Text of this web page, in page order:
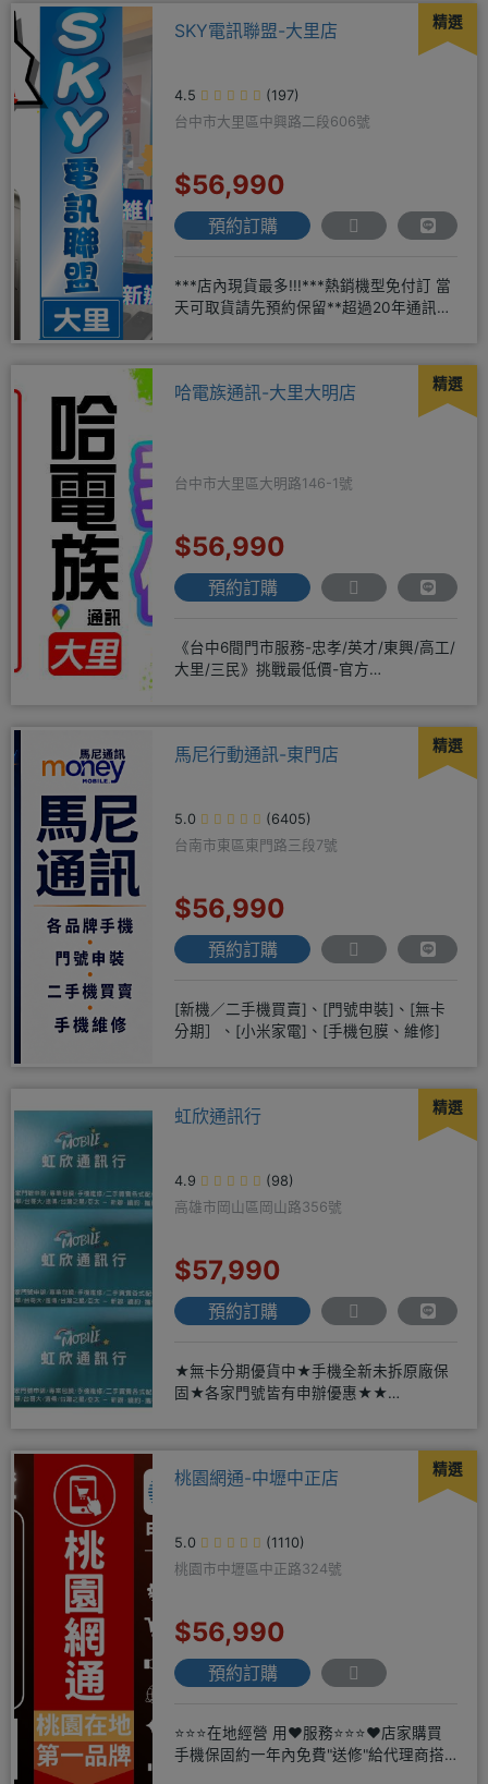
精選
SKY電訊聯盟-大里店
4.5
(197)
台中市大里區中興路二段606號
$56,990
預約訂購
***店內現貨最多!!!***熱銷機型免付訂 當
天可取貨請先預約保留**超過20年通訊經
精選
哈電族通訊-大里大明店
台中市大里區大明路146-1號
$56,990
預約訂購
《台中6間門市服務-忠孝/英才/東興/高工/
大里/三民》挑戰最低價-官方
精選
馬尼行動通訊-東門店
5.0
(6405)
台南市東區東門路三段7號
$56,990
預約訂購
[新機／二手機買賣]、[門號申裝]、[無卡
分期］、[小米家電]、[手機包膜、維修]
精選
虹欣通訊行
4.9
(98)
高雄市岡山區岡山路356號
$57,990
預約訂購
★無卡分期優貨中★手機全新未拆原廠保
固★各家門號皆有申辦優惠★★
精選
桃園網通-中壢中正店
5.0
(1110)
桃園市中壢區中正路324號
$56,990
預約訂購
⭐⭐⭐在地經營 用❤️服務⭐⭐⭐❤️店家購買
手機保固約一年內免費"送修"給代理商搭